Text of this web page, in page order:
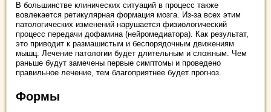
В большинстве клинических ситуаций в процесс также
вовлекается ретикулярная формация мозга. Из-за всех этим
патологических изменений нарушается физиологический
процесс передачи дофамина (нейромедиатора). Как результат,
это приводит к размашистым и беспорядочным движениям
мышц. Лечение патологии будет длительным и сложным. Чем
раньше будут замечены первые симптомы и проведено
правильное лечение, тем благоприятнее будет прогноз.
Формы